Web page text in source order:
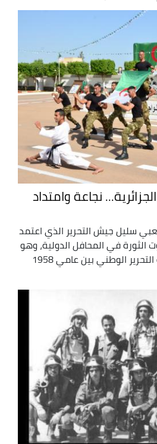
نجاعة وامتداد
سليل جيش التحرير الذي اعتمد
في المحافل الدولية، وهو
ما نهض به فريق جبهة التحرير الوطني بين عامي 1958